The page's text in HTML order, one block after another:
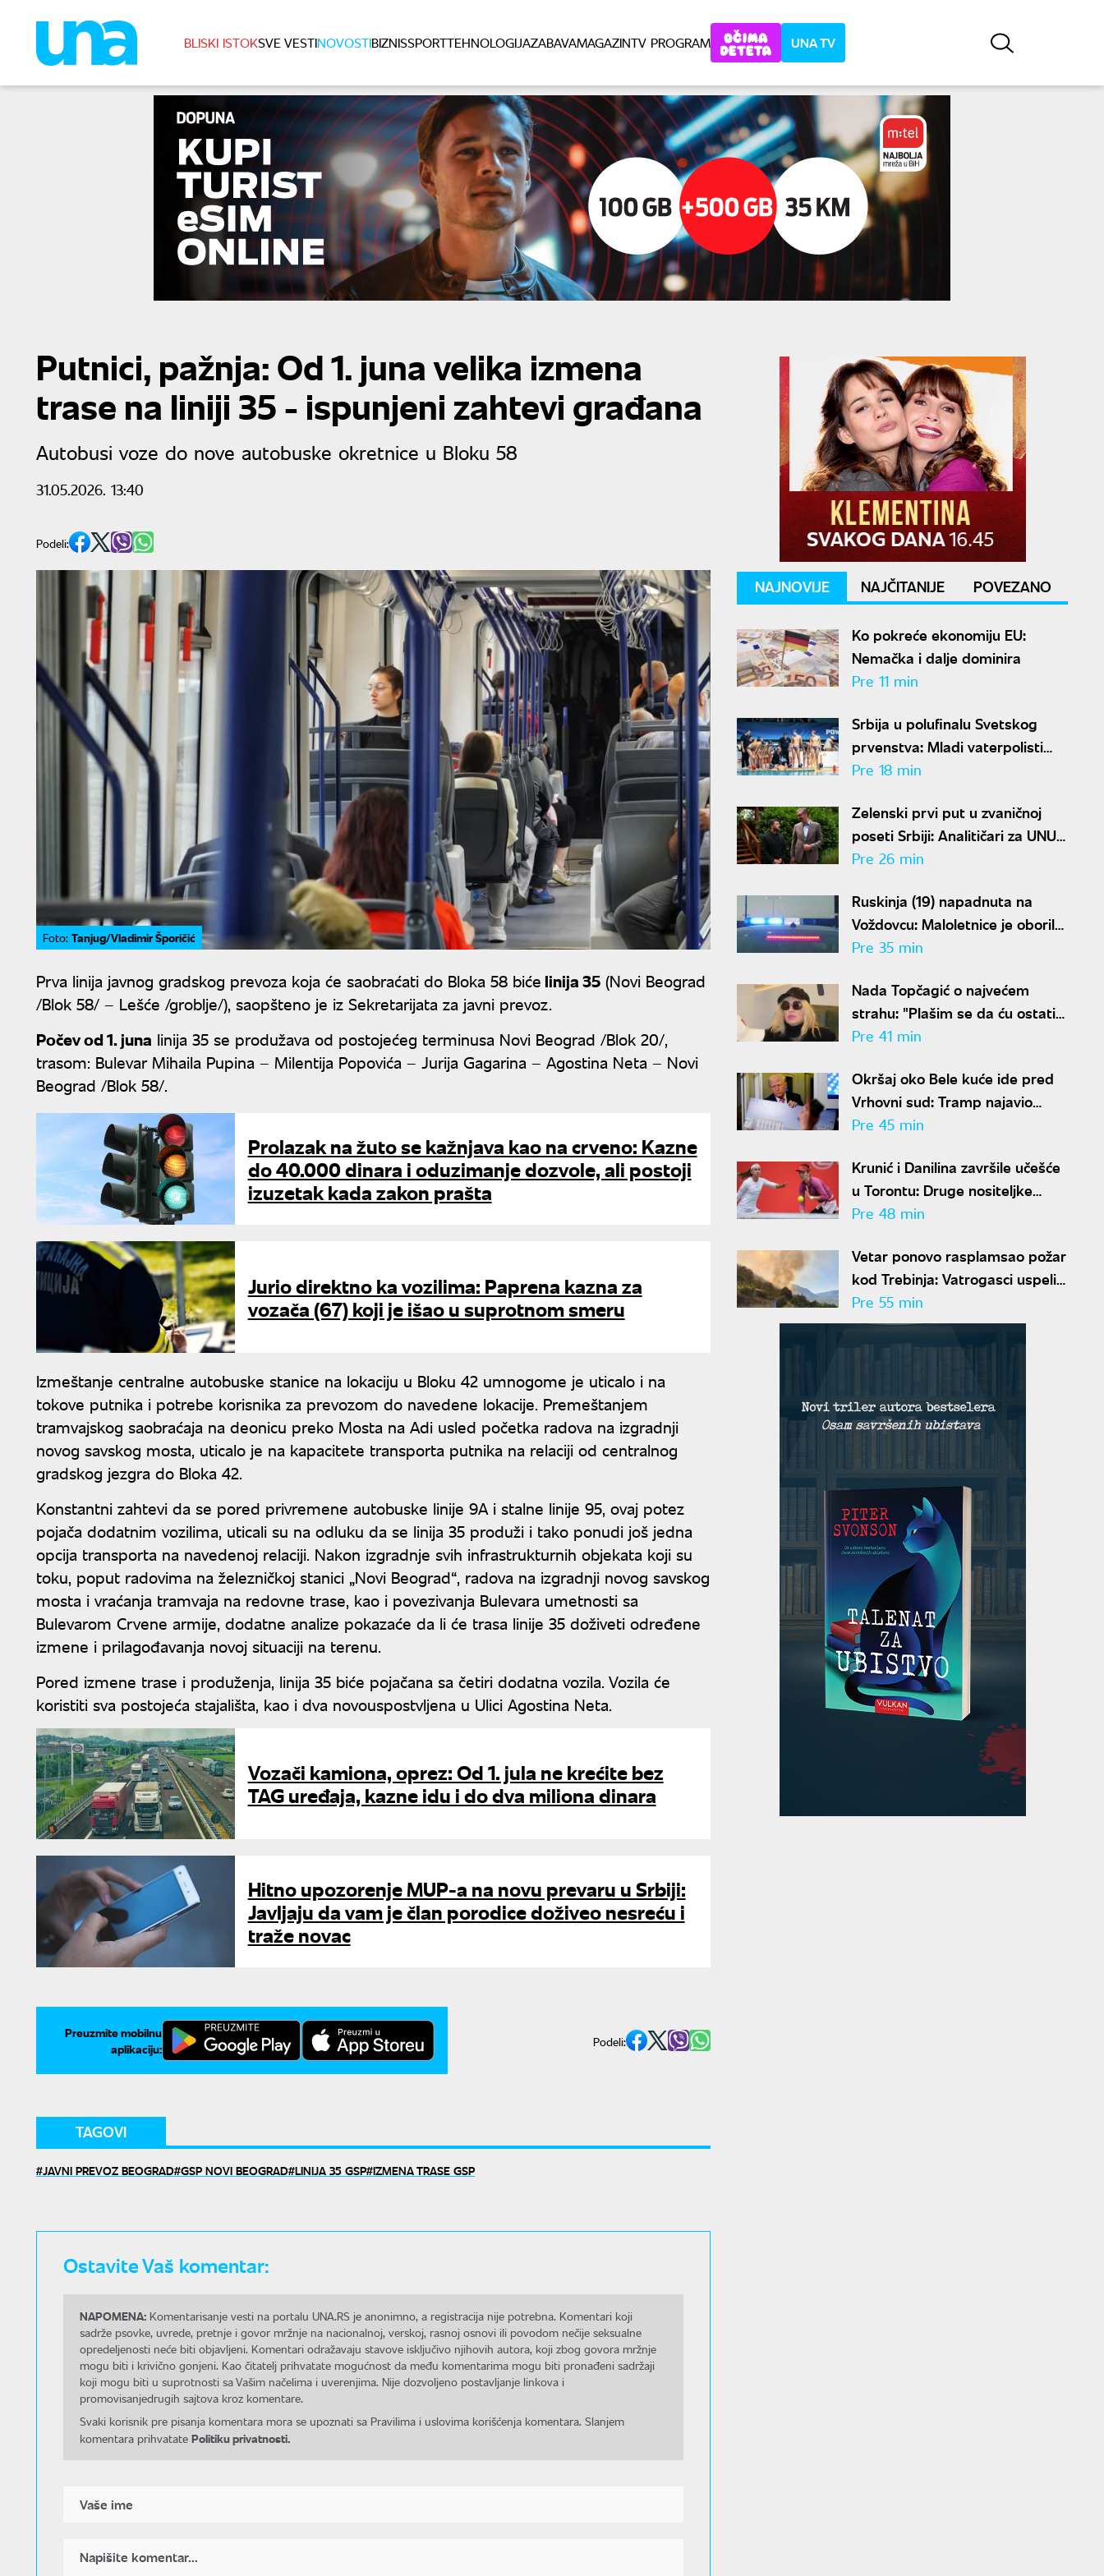
BLISKI ISTOKSVE VESTINOVOSTIBIZNISSPORTTEHNOLOGIJAZABAVAMAGAZINTV PROGRAM UNA TV
Putnici, pažnja: Od 1. juna velika izmena
trase na liniji 35 - ispunjeni zahtevi građana
Autobusi voze do nove autobuske okretnice u Bloku 58
31.05.2026. 13:40
Podeli:
Foto: Tanjug/Vladimir Šporičić
Prva linija javnog gradskog prevoza koja će saobraćati do Bloka 58 biće linija 35 (Novi Beograd
/Blok 58/ – Lešće /groblje/), saopšteno je iz Sekretarijata za javni prevoz.
Počev od 1. juna linija 35 se produžava od postojećeg terminusa Novi Beograd /Blok 20/,
trasom: Bulevar Mihaila Pupina – Milentija Popovića – Jurija Gagarina – Agostina Neta – Novi
Beograd /Blok 58/.
Prolazak na žuto se kažnjava kao na crveno: Kazne
do 40.000 dinara i oduzimanje dozvole, ali postoji
izuzetak kada zakon prašta
Jurio direktno ka vozilima: Paprena kazna za
vozača (67) koji je išao u suprotnom smeru
Izmeštanje centralne autobuske stanice na lokaciju u Bloku 42 umnogome je uticalo i na
tokove putnika i potrebe korisnika za prevozom do navedene lokacije. Premeštanjem
tramvajskog saobraćaja na deonicu preko Mosta na Adi usled početka radova na izgradnji
novog savskog mosta, uticalo je na kapacitete transporta putnika na relaciji od centralnog
gradskog jezgra do Bloka 42.
Konstantni zahtevi da se pored privremene autobuske linije 9A i stalne linije 95, ovaj potez
pojača dodatnim vozilima, uticali su na odluku da se linija 35 produži i tako ponudi još jedna
opcija transporta na navedenoj relaciji. Nakon izgradnje svih infrastrukturnih objekata koji su
toku, poput radovima na železničkoj stanici „Novi Beograd“, radova na izgradnji novog savskog
mosta i vraćanja tramvaja na redovne trase, kao i povezivanja Bulevara umetnosti sa
Bulevarom Crvene armije, dodatne analize pokazaće da li će trasa linije 35 doživeti određene
izmene i prilagođavanja novoj situaciji na terenu.
Pored izmene trase i produženja, linija 35 biće pojačana sa četiri dodatna vozila. Vozila će
koristiti sva postojeća stajališta, kao i dva novouspostvljena u Ulici Agostina Neta.
Vozači kamiona, oprez: Od 1. jula ne krećite bez
TAG uređaja, kazne idu i do dva miliona dinara
Hitno upozorenje MUP-a na novu prevaru u Srbiji:
Javljaju da vam je član porodice doživeo nesreću i
traže novac
Preuzmite mobilnu
aplikaciju:
Podeli:
TAGOVI
JAVNI PREVOZ BEOGRAD GSP NOVI BEOGRAD LINIJA 35 GSP IZMENA TRASE GSP
Ostavite Vaš komentar:
NAPOMENA: Komentarisanje vesti na portalu UNA.RS je anonimno, a registracija nije potrebna. Komentari koji
sadrže psovke, uvrede, pretnje i govor mržnje na nacionalnoj, verskoj, rasnoj osnovi ili povodom nečije seksualne
opredeljenosti neće biti objavljeni. Komentari odražavaju stavove isključivo njihovih autora, koji zbog govora mržnje
mogu biti i krivično gonjeni. Kao čitatelj prihvatate mogućnost da među komentarima mogu biti pronađeni sadržaji
koji mogu biti u suprotnosti sa Vašim načelima i uverenjima. Nije dozvoljeno postavljanje linkova i
promovisanjedrugih sajtova kroz komentare.
Svaki korisnik pre pisanja komentara mora se upoznati sa Pravilima i uslovima korišćenja komentara. Slanjem
komentara prihvatate Politiku privatnosti.
NAJNOVIJE NAJČITANIJE POVEZANO
Ko pokreće ekonomiju EU:
Nemačka i dalje dominira
Pre 11 min
Srbija u polufinalu Svetskog
prvenstva: Mladi vaterpolisti
srušili Brazil, sada ih čeka
Pre 18 min
Zelenski prvi put u zvaničnoj
poseti Srbiji: Analitičari za UNU
objašnjavaju šta donosi susret u
Moskva
Pre 26 min
Ruskinja (19) napadnuta na
Voždovcu: Maloletnice je oborile
i tukle zbog ranca
Pre 35 min
Nada Topčagić o najvećem
strahu: "Plašim se da ću ostati
sama u grobu"
Pre 41 min
Okršaj oko Bele kuće ide pred
Vrhovni sud: Tramp najavio
žalbu nakon što su mu blokirani
Pre 45 min
Krunić i Danilina završile učešće
u Torontu: Druge nositeljke
ispale već na startu
Pre 48 min
Vetar ponovo rasplamsao požar
kod Trebinja: Vatrogasci uspeli
da ga lokalizuju
Pre 55 min